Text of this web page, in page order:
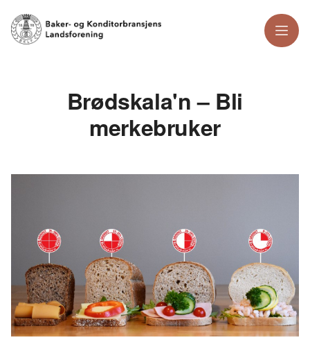
Meny
Brødskala'n – Bli
merkebruker